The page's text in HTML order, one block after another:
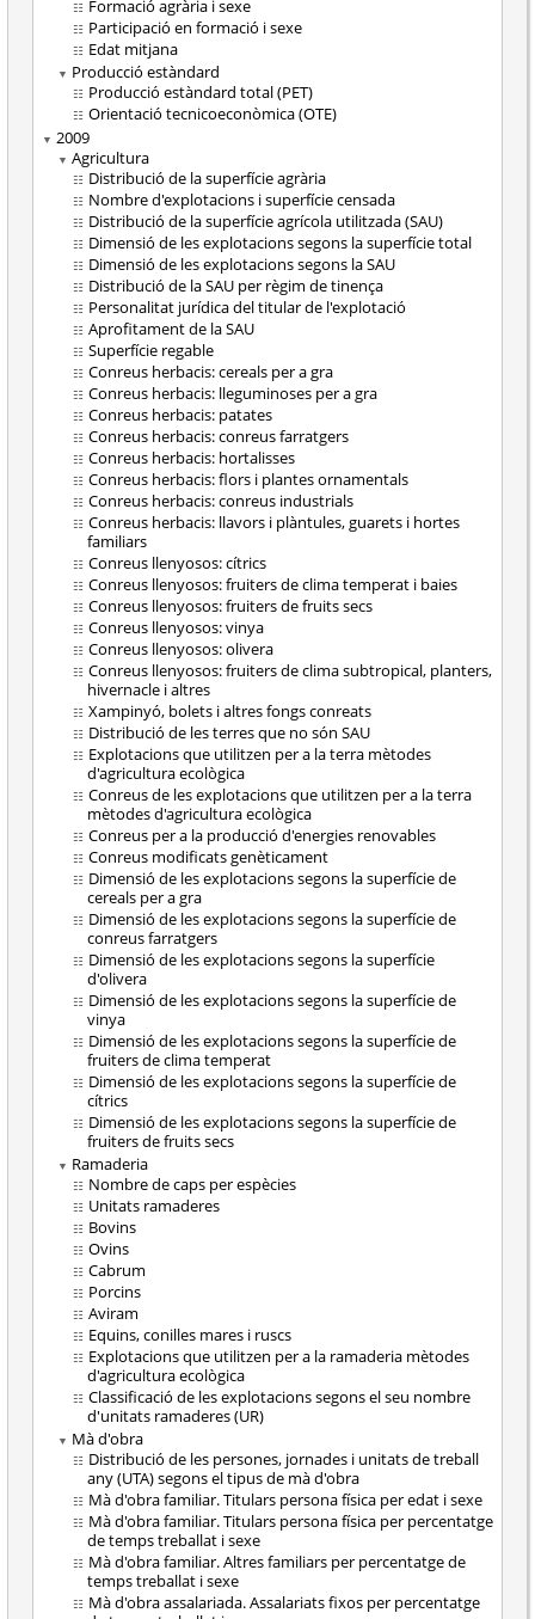
Formació agrària i sexe
Participació en formació i sexe
Edat mitjana
Producció estàndard
Producció estàndard total (PET)
Orientació tecnicoeconòmica (OTE)
2009
Agricultura
Distribució de la superfície agrària
Nombre d'explotacions i superfície censada
Distribució de la superfície agrícola utilitzada (SAU)
Dimensió de les explotacions segons la superfície total
Dimensió de les explotacions segons la SAU
Distribució de la SAU per règim de tinença
Personalitat jurídica del titular de l'explotació
Aprofitament de la SAU
Superfície regable
Conreus herbacis: cereals per a gra
Conreus herbacis: lleguminoses per a gra
Conreus herbacis: patates
Conreus herbacis: conreus farratgers
Conreus herbacis: hortalisses
Conreus herbacis: flors i plantes ornamentals
Conreus herbacis: conreus industrials
Conreus herbacis: llavors i plàntules, guarets i hortes
familiars
Conreus llenyosos: cítrics
Conreus llenyosos: fruiters de clima temperat i baies
Conreus llenyosos: fruiters de fruits secs
Conreus llenyosos: vinya
Conreus llenyosos: olivera
Conreus llenyosos: fruiters de clima subtropical, planters,
hivernacle i altres
Xampinyó, bolets i altres fongs conreats
Distribució de les terres que no són SAU
Explotacions que utilitzen per a la terra mètodes
d'agricultura ecològica
Conreus de les explotacions que utilitzen per a la terra
mètodes d'agricultura ecològica
Conreus per a la producció d'energies renovables
Conreus modificats genèticament
Dimensió de les explotacions segons la superfície de
cereals per a gra
Dimensió de les explotacions segons la superfície de
conreus farratgers
Dimensió de les explotacions segons la superfície
d'olivera
Dimensió de les explotacions segons la superfície de
vinya
Dimensió de les explotacions segons la superfície de
fruiters de clima temperat
Dimensió de les explotacions segons la superfície de
cítrics
Dimensió de les explotacions segons la superfície de
fruiters de fruits secs
Ramaderia
Nombre de caps per espècies
Unitats ramaderes
Bovins
Ovins
Cabrum
Porcins
Aviram
Equins, conilles mares i ruscs
Explotacions que utilitzen per a la ramaderia mètodes
d'agricultura ecològica
Classificació de les explotacions segons el seu nombre
d'unitats ramaderes (UR)
Mà d'obra
Distribució de les persones, jornades i unitats de treball
any (UTA) segons el tipus de mà d'obra
Mà d'obra familiar. Titulars persona física per edat i sexe
Mà d'obra familiar. Titulars persona física per percentatge
de temps treballat i sexe
Mà d'obra familiar. Altres familiars per percentatge de
temps treballat i sexe
Mà d'obra assalariada. Assalariats fixos per percentatge